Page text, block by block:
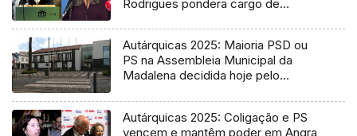
Rodrigues pondera cargo de
Autárquicas 2025: Maioria PSD ou
PS na Assembleia Municipal da
Madalena decidida hoje pelo
Autárquicas 2025: Coligação e PS
vencem e mantêm poder em Angra